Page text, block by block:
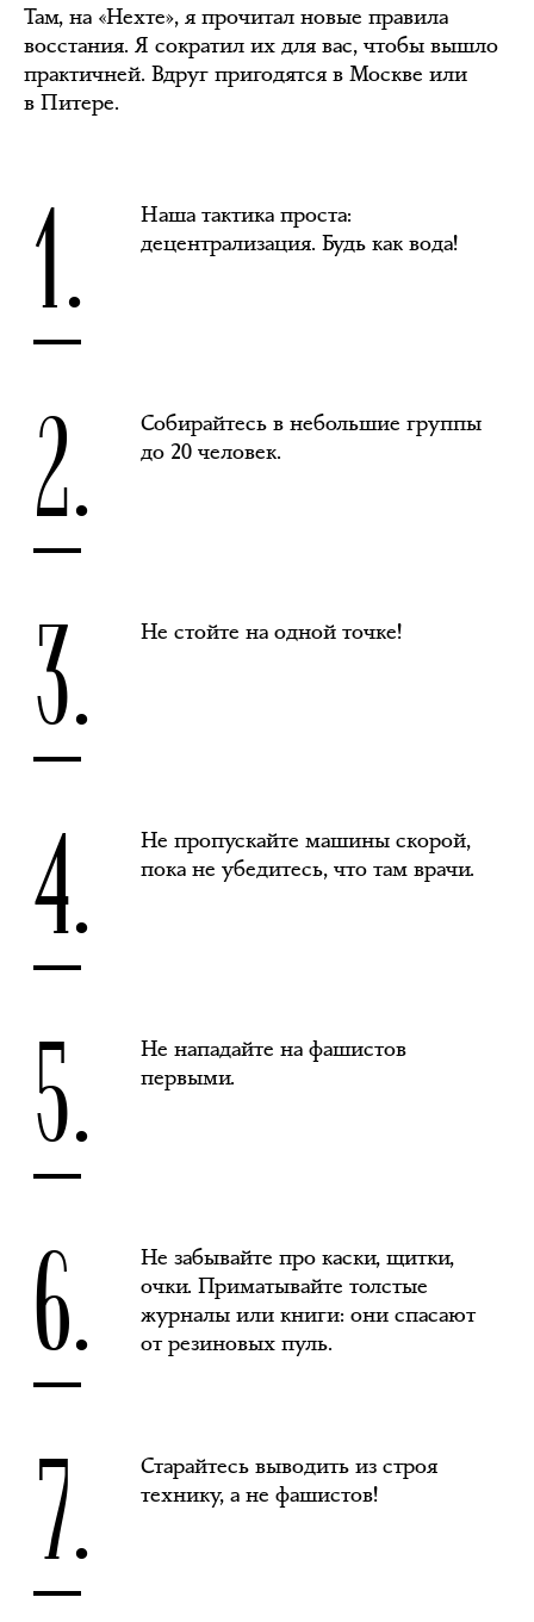
Там, на «Нехте», я прочитал новые правила
восстания. Я сократил их для вас, чтобы вышло
практичней. Вдруг пригодятся в Москве или
в Питере.
1.
Наша тактика проста:
децентрализация. Будь как вода!
2.
Собирайтесь в небольшие группы
до 20 человек.
3. Не стойте на одной точке!
4.
Не пропускайте машины скорой,
пока не убедитесь, что там врачи.
5.
Не нападайте на фашистов
первыми.
6.
Не забывайте про каски, щитки,
очки. Приматывайте толстые
журналы или книги: они спасают
от резиновых пуль.
7.
Старайтесь выводить из строя
технику, а не фашистов!